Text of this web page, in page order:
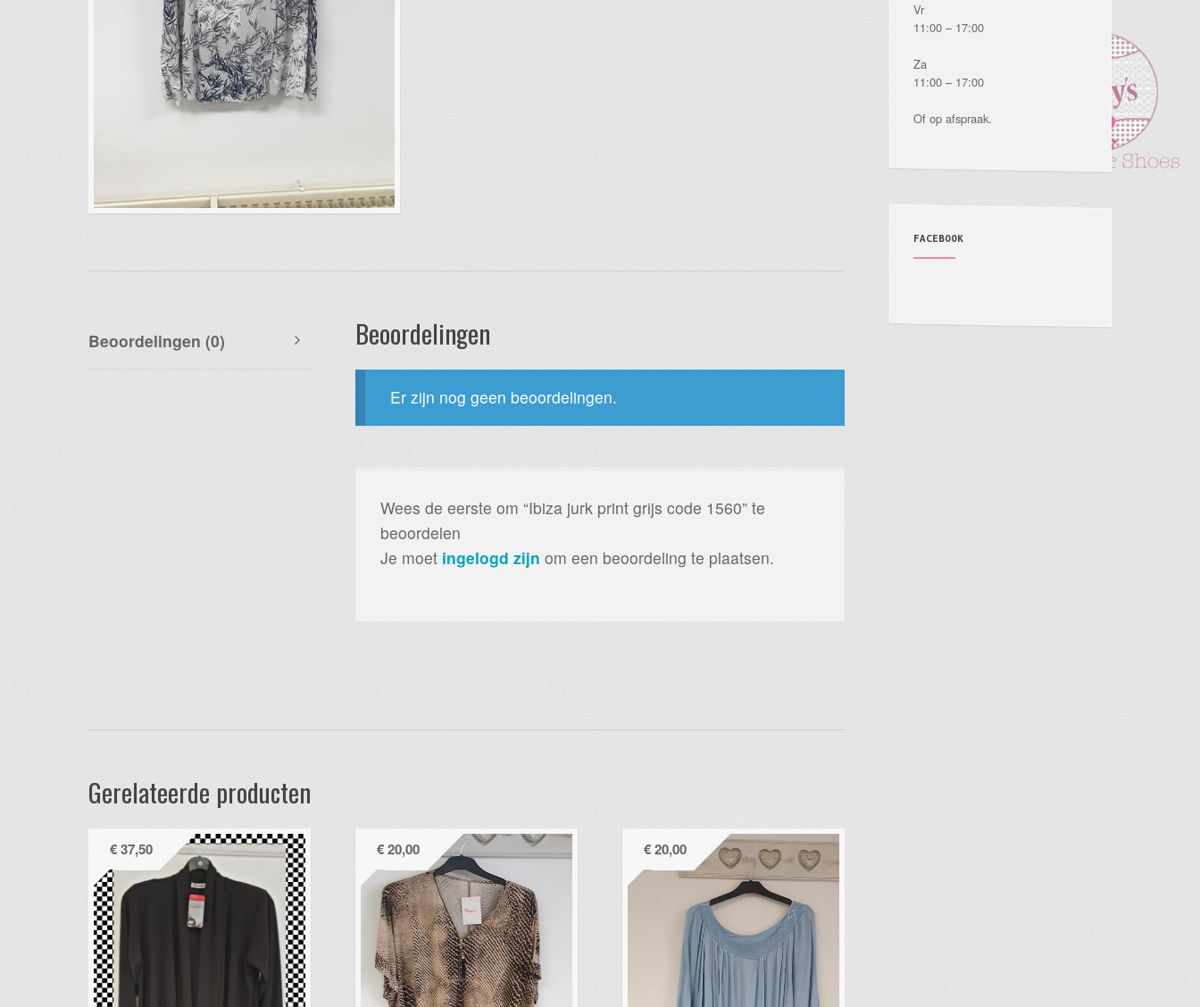
Beoordelingen (0) Beoordelingen
Er zijn nog geen beoordelingen.
Wees de eerste om “Ibiza jurk print grijs code 1560” te
beoordelen
Je moet ingelogd zijn om een beoordeling te plaatsen.
Gerelateerde producten
€37,50 €20,00 €20,00
Vr
11:00 – 17:00
Za
11:00 – 17:00
Of op afspraak.
FACEBOOK